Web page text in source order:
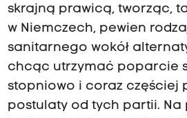
skrajną prawicą, tworząc,
w Niemczech, pewien
sanitarnego wokół
chcąc utrzymać poparcie
stopniowo i coraz częściej
postulaty od tych partii. Na